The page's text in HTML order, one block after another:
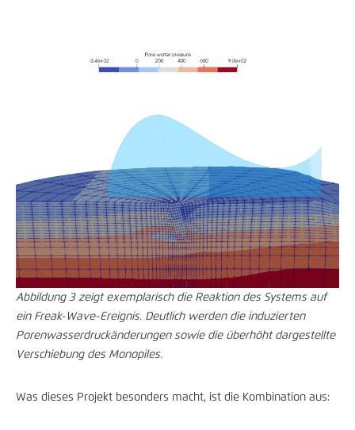
Abbildung 3 zeigt exemplarisch die Reaktion des Systems auf
ein Freak-Wave-Ereignis. Deutlich werden die induzierten
Porenwasserdruckänderungen sowie die überhöht dargestellte
Verschiebung des Monopiles.
Was dieses Projekt besonders macht, ist die Kombination aus: